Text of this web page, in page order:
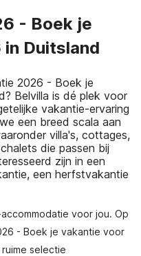
- Boek je
Duitsland
2026 - Boek je
Belvilla is dé plek voor
vakantie-ervaring
een breed scala aan
villa's, cottages,
die passen bij
zijn in een
een herfstvakantie
voor jou. Op
- Boek je vakantie voor
selectie